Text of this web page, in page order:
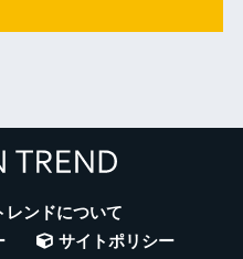
レンドについて
サイトポリシー